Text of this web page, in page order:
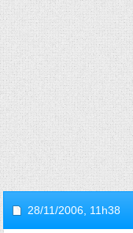
28/11/2006, 11h38